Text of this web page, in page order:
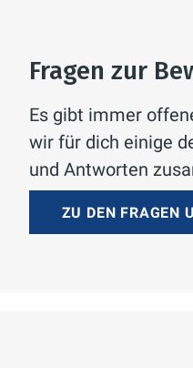
Fragen zur
Es gibt immer
wir für dich einige
und Antworten
ZU DEN FRAGEN